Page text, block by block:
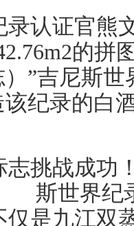
录认证官熊
的拼
”吉尼斯
纪录的白
仅是九江双